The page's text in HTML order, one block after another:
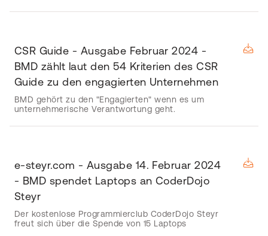
CSR Guide - Ausgabe Februar 2024 -
BMD zählt laut den 54 Kriterien des CSR
Guide zu den engagierten Unternehmen
BMD gehört zu den "Engagierten" wenn es um
unternehmerische Verantwortung geht.
e-steyr.com - Ausgabe 14. Februar 2024
- BMD spendet Laptops an CoderDojo
Steyr
Der kostenlose Programmierclub CoderDojo Steyr
freut sich über die Spende von 15 Laptops